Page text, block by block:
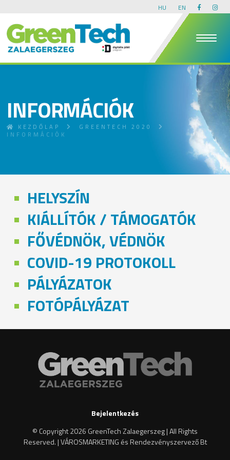
HU EN
INFORMÁCIÓK
KEZDŐLAP
GREENTECH 2020
INFORMÁCIÓK
HELYSZÍN
KIÁLLÍTÓK / TÁMOGATÓK
FŐVÉDNÖK, VÉDNÖK
COVID-19 PROTOKOLL
PÁLYÁZATOK
FOTÓPÁLYÁZAT
Bejelentkezés
© Copyright 2026 GreenTech Zalaegerszeg | All Rights
Reserved. | VÁROSMARKETING és Rendezvényszervező Bt